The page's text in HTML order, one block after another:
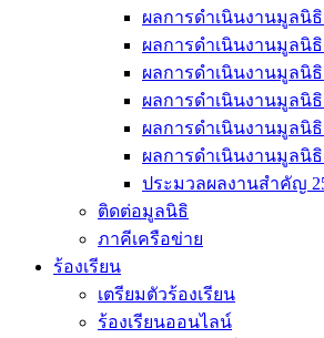
ผลการดำเนินงานมูลนิธิ
ผลการดำเนินงานมูลนิธิ
ผลการดำเนินงานมูลนิธิ
ผลการดำเนินงานมูลนิธิ
ผลการดำเนินงานมูลนิธิ
ผลการดำเนินงานมูลนิธิ
ประมวลผลงานสำคัญ
ติดต่อมูลนิธิ
ภาคีเครือข่าย
ร้องเรียน
เตรียมตัวร้องเรียน
ร้องเรียนออนไลน์